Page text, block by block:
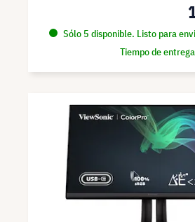
Sólo 5 disponible. Listo para
Tiempo de